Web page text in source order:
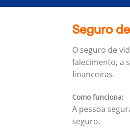
Seguro
O seguro de
falecimento, a
financeiras.
Como funciona:
A pessoa
seguro.